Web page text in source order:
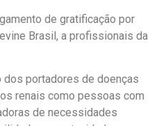
de gratificação por
Brasil, a profissionais da
dos portadores de doenças
renais como pessoas com
de necessidades